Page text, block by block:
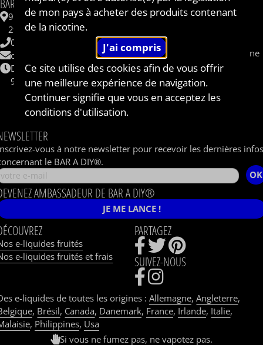
BAR A DIY®
9 ZAC de Kergrist
29430 PLOUESCAT
06 62 48 62 33
contact@baradiy.com
Du lundi au vendredi
9h-12h / 14h-18h
Contactez-nous
CBD
Sel de nicotine / nicotine saline
Qui sommes nous ?
Le concept
Shops et Partenaires
vous à notre newsletter pour recevoir les dernières
le BAR A DIY®.
OK
AMBASSADEUR DE BAR A DIY®
JE ME LANCE !
e-liquides fruités
e-liquides fruités et frais
PARTAGEZ
SUIVEZ-NOUS
e-liquides de toutes les origines :Allemagne,Angleterre,
, Brésil, Canada, Danemark, France, Irlande, Italie,
, Philippines, Usa
Si vous ne fumez pas, ne vapotez pas.
de mon pays à acheter des produits contenant
de la nicotine.
Ce site utilise des cookies afin de vous offrir
une meilleure expérience de navigation.
Continuer signifie que vous en acceptez les
conditions d'utilisation.